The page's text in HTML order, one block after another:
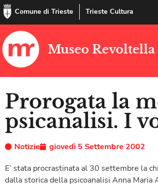
Comune di Trieste Trieste Cultura
Museo Revoltella
Prorogata la
psicanalisi. I
Notizie
giovedì 5 Settembre 2002
E’ stata procrastinata al 30 settembre la
dalla storica della psicoanalisi Anna Maria